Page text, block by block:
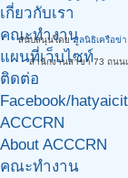
เกี่ยวกับเรา
คณะทำงาน
แผนที่เว็บไซท์
ติดต่อ
Facebook/
ACCCRN
About ACCCRN
คณะทำงาน
สนับสนุนโดยมูลนิธิเครือข่
สำนักงานสาขา 73 ถนน